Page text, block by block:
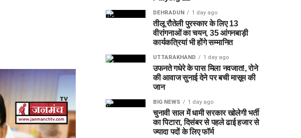
DEHRADUN 1 day ago
तीलू रौतेली पुरस्कार के लिए 13
वीरांगनाओं का चयन, 35 आंगनबाड़ी
कार्यकत्रियां भी होंगे सम्मानित
UTTARAKHAND 1 day ago
उफनते गधेरे के पास मिला नवजात!, रोने
की आवाज सुनाई देने पर बची मासूम की
जान
BIG NEWS 1 day ago
चुनावी साल में धामी सरकार खोलेगी भर्ती
का पिटारा, दिसंबर से पहले ढाई हजार से
ज्यादा पदों के लिए फॉर्म